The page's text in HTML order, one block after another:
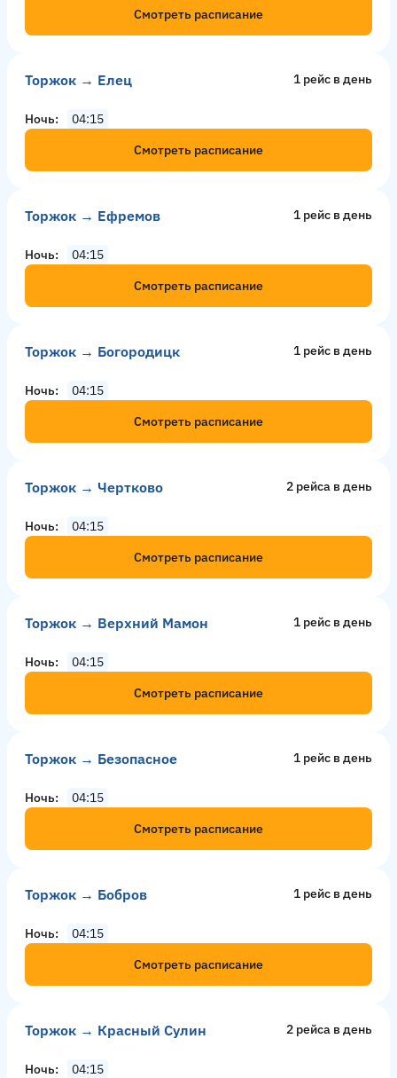
Смотреть расписание
Торжок → Елец 1 рейс в день
Ночь
04:15
Смотреть расписание
Торжок → Ефремов 1 рейс в день
Ночь
04:15
Смотреть расписание
Торжок → Богородицк 1 рейс в день
Ночь
04:15
Смотреть расписание
Торжок → Чертково 2 рейсa в день
Ночь
04:15
Смотреть расписание
Торжок → Верхний Мамон 1 рейс в день
Ночь
04:15
Смотреть расписание
Торжок → Безопасное 1 рейс в день
Ночь
04:15
Смотреть расписание
Торжок → Бобров 1 рейс в день
Ночь
04:15
Смотреть расписание
Торжок → Красный Сулин 2 рейсa в день
Ночь
04:15